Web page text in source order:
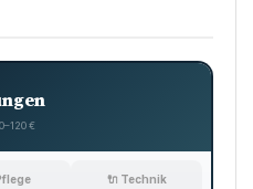
€
🔌 Technik